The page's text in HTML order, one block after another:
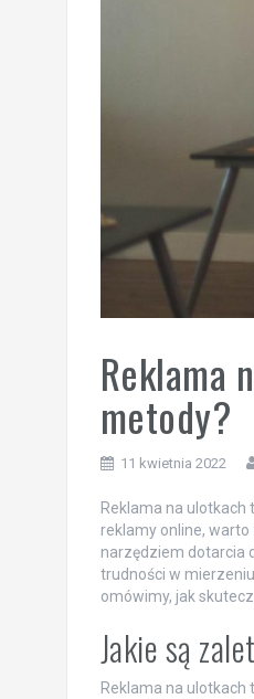
Reklama
metody?
11 kwietnia 2022
Reklama na
reklamy online,
narzędziem dotarcia
trudności w
omówimy, jak
Jakie są
Reklama na